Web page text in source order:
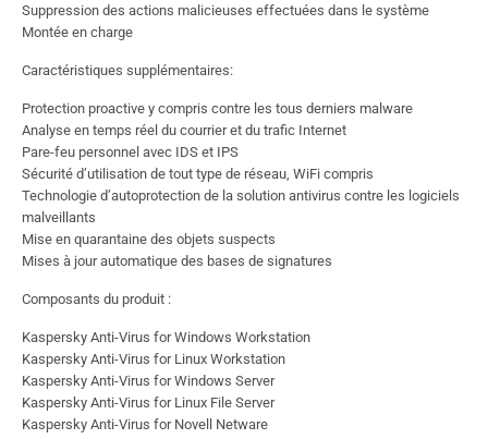
Suppression des actions malicieuses effectuées dans le système
Montée en charge
Caractéristiques supplémentaires:
Protection proactive y compris contre les tous derniers malware
Analyse en temps réel du courrier et du trafic Internet
Pare-feu personnel avec IDS et IPS
Sécurité d’utilisation de tout type de réseau, WiFi compris
Technologie d’autoprotection de la solution antivirus contre les logiciels
malveillants
Mise en quarantaine des objets suspects
Mises à jour automatique des bases de signatures
Composants du produit :
Kaspersky Anti-Virus for Windows Workstation
Kaspersky Anti-Virus for Linux Workstation
Kaspersky Anti-Virus for Windows Server
Kaspersky Anti-Virus for Linux File Server
Kaspersky Anti-Virus for Novell Netware